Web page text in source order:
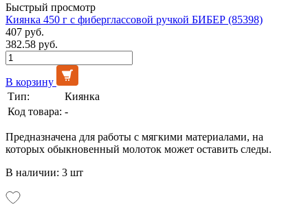
Быстрый просмотр
Киянка 450 г с фиберглассовой ручкой БИБЕР (85398)
407 руб.
382.58 руб.
В корзину
Тип:
Киянка
Код товара: -
Предназначена для работы с мягкими материалами, на
которых обыкновенный молоток может оставить следы.
В наличии: 3 шт